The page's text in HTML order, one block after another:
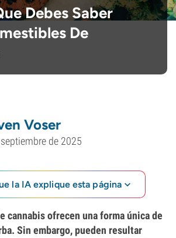
Debes Saber
De
Voser
de 2025
la IA explique esta página
cannabis ofrecen una forma única de
Sin embargo, pueden resultar